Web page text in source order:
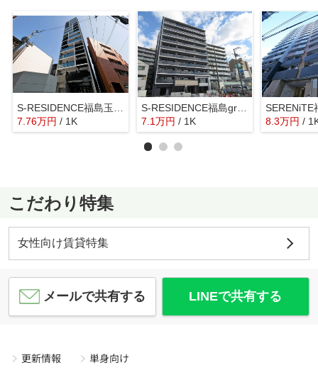
7.76万円 / 1K
S-RESIDENCE福島grande
7.1万円 / 1K
SERENiTE
8.3万円 /
こだわり特集
女性向け賃貸特集
メールで共有する LINEで共有する
更新情報
単身向け